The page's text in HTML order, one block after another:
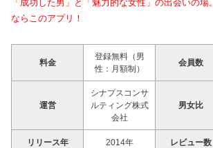
「成功した男」と「魅力的な女性」の出会いの
ならこのアプリ！
料金
登録無料（男
性：月額制）
会員数
運営
シナプスコンサ
ルティング株式
会社
男女比
リリース年 2014年 レビュー数